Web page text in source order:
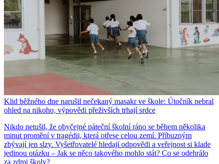
Klid běžného dne narušil nečekaný masakr ve škole: Útočník nebral
ohled na nikoho, výpovědi přeživších trhají srdce
Nikdo netušil, že obyčejné páteční školní ráno se během několika
minut promění v tragédii, která otřese celou zemí. Příbuzným
zbývají jen slzy. Vyšetřovatelé hledají odpovědi a veřejnost si klade
jedinou otázku – Jak se něco takového mohlo stát? Co se odehrálo
za zdmi školy?